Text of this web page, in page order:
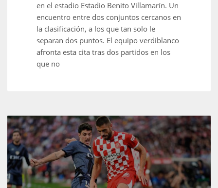
en el estadio Estadio Benito Villamarín. Un
encuentro entre dos conjuntos cercanos en
la clasificación, a los que tan solo le
separan dos puntos. El equipo verdiblanco
afronta esta cita tras dos partidos en los
que no